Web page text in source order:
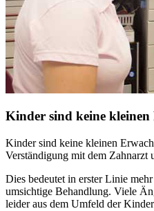
Kinder sind keine kleinen
Kinder sind keine kleinen
Verständigung mit dem Zahnarzt
Dies bedeutet in erster Linie
umsichtige Behandlung. Viele
leider aus dem Umfeld der